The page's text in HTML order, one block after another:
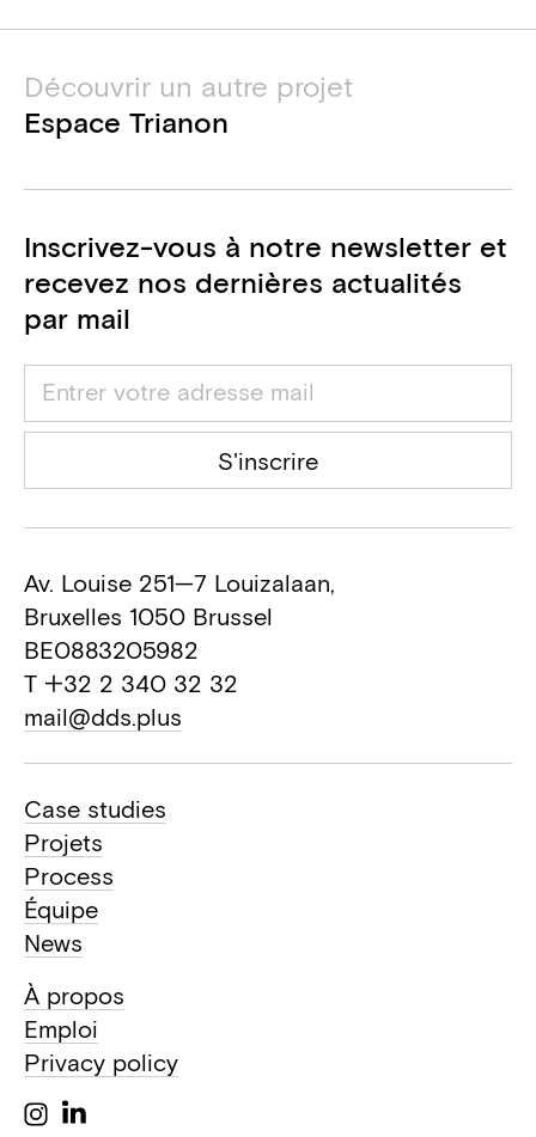
Découvrir un autre projet
Espace Trianon
Inscrivez-vous à notre newsletter et
recevez nos dernières actualités
par mail
S'inscrire
Av. Louise 251—7 Louizalaan,
Bruxelles 1050 Brussel
BE0883205982
T +32 2 340 32 32
mail@dds.plus
Case studies
Projets
Process
Équipe
News
À propos
Emploi
Privacy policy